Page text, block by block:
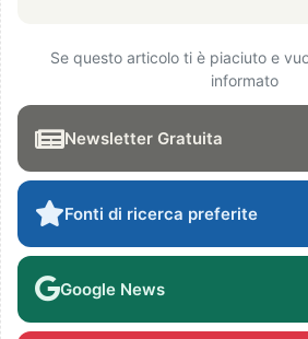
Se questo articolo ti è piaciuto e
informato
Newsletter Gratuita
Fonti di ricerca preferite
Google News